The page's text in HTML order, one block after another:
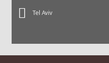
Tel Aviv